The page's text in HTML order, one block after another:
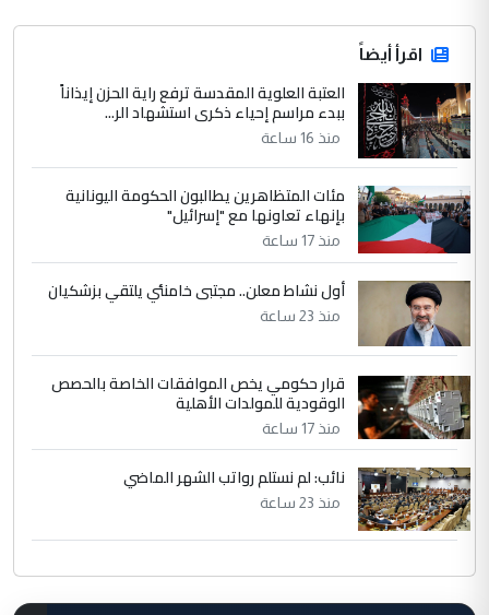
اقرأ أيضاً
العتبة العلوية المقدسة ترفع راية الحزن إيذاناً
ببدء مراسم إحياء ذكرى استشهاد الر...
منذ 16 ساعة
مئات المتظاهرين يطالبون الحكومة اليونانية
بإنهاء تعاونها مع "إسرائيل"
منذ 17 ساعة
أول نشاط معلن.. مجتبى خامنئي يلتقي بزشكيان
منذ 23 ساعة
قرار حكومي يخص الموافقات الخاصة بالحصص
الوقودية للمولدات الأهلية
منذ 17 ساعة
نائب: لم نستلم رواتب الشهر الماضي
منذ 23 ساعة